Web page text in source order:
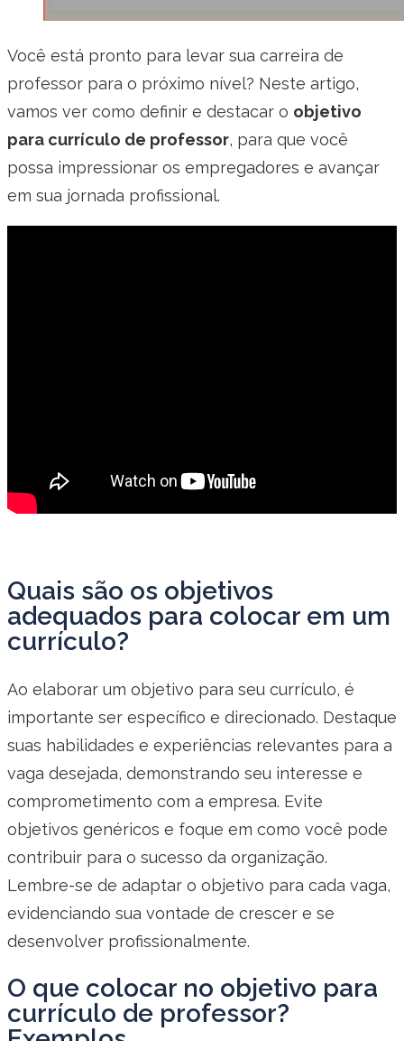
Você está pronto para levar sua carreira de
professor para o próximo nível? Neste artigo,
vamos ver como definir e destacar o objetivo
para currículo de professor, para que você
possa impressionar os empregadores e avançar
em sua jornada profissional.
Quais são os objetivos
adequados para colocar em um
currículo?
Ao elaborar um objetivo para seu currículo, é
importante ser específico e direcionado. Destaque
suas habilidades e experiências relevantes para a
vaga desejada, demonstrando seu interesse e
comprometimento com a empresa. Evite
objetivos genéricos e foque em como você pode
contribuir para o sucesso da organização.
Lembre-se de adaptar o objetivo para cada vaga,
evidenciando sua vontade de crescer e se
desenvolver profissionalmente.
O que colocar no objetivo para
currículo de professor?